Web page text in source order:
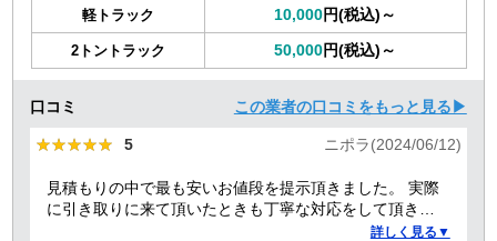
軽トラック 10,000円(税込)～
2トントラック 50,000円(税込)～
口コミ この業者の口コミをもっと見る▶
★★★★★
★★★★★ 5 ニポラ(2024/06/12)
見積もりの中で最も安いお値段を提示頂きました。 実際
に引き取りに来て頂いたときも丁寧な対応をして頂き、
詳しく見る▼